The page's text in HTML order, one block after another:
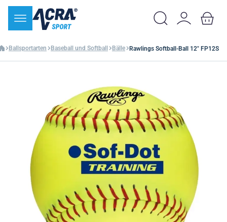
Ballsportarten Baseball und Softball Bälle Rawlings Softball-Ball 12" FP12S